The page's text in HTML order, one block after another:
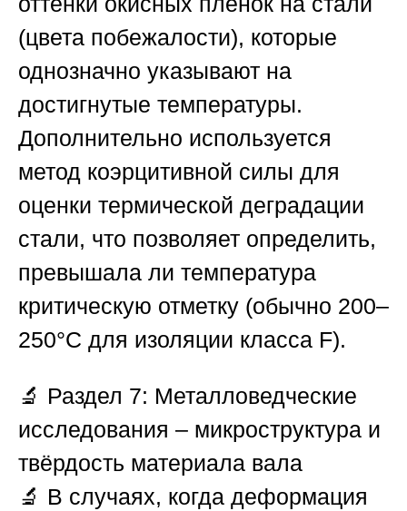
(цвета побежалости), которые
однозначно указывают на
достигнутые температуры.
Дополнительно используется
метод коэрцитивной силы для
оценки термической деградации
стали, что позволяет определить,
превышала ли температура
критическую отметку (обычно 200–
250°С для изоляции класса F).
🔬 Раздел 7: Металловедческие
исследования – микроструктура и
твёрдость материала вала
🔬 В случаях, когда деформация